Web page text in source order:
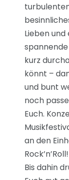
Lieben
kurz
könnt –
und bunt
noch
Euch.
an den
Rock’n’Roll!
Bis dahin